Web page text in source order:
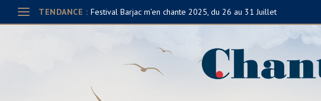
TENDANCE : Festival Barjac m’en chante 2025, du 26 au 31 Juillet